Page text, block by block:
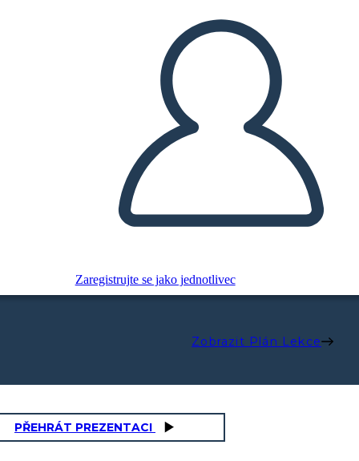
Zaregistrujte se jako jednotlivec
Zobrazit Plán Lekce
PŘEHRÁT PREZENTACI